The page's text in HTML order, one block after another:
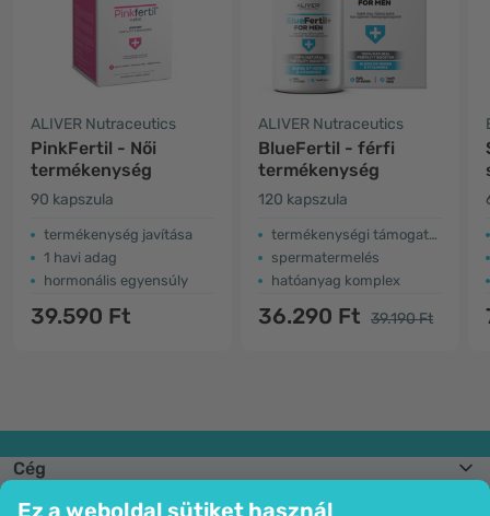
Ez a weboldal sütiket használ
ALIVER Nutraceutics
PinkFertil - Női
termékenység
90 kapszula
termékenység javítása
1 havi adag
hormonális egyensúly
39.590 Ft
ALIVER Nutraceutics
BlueFertil - férfi
termékenység
120 kapszula
termékenységi támogatás
spermatermelés
hatóanyag komplex
36.290 Ft 39.190 Ft
Cég